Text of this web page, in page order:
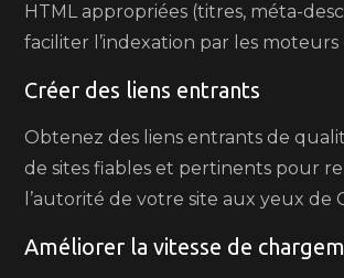
HTML appropriées (titres, méta-
faciliter l’indexation par les
Créer des liens entrants
Obtenez des liens entrants de
de sites fiables et pertinents pour
l’autorité de votre site aux yeux de
Améliorer la vitesse de